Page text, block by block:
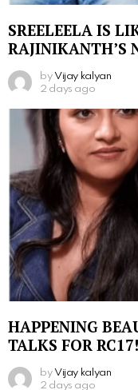
SREELEELA IS
RAJINIKANTH’S
by Vijay kalyan
2 days ago
HAPPENING
TALKS FOR RC17!
by Vijay kalyan
2 days ago